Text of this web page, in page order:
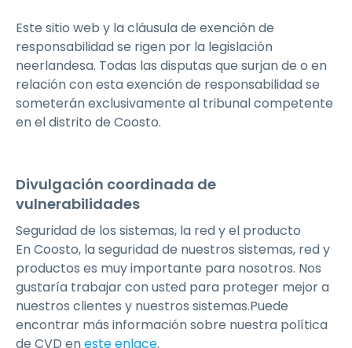
Este sitio web y la cláusula de exención de
responsabilidad se rigen por la legislación
neerlandesa. Todas las disputas que surjan de o en
relación con esta exención de responsabilidad se
someterán exclusivamente al tribunal competente
en el distrito de Coosto.
Divulgación coordinada de
vulnerabilidades
Seguridad de los sistemas, la red y el producto
‍En Coosto, la seguridad de nuestros sistemas, red y
productos es muy importante para nosotros. Nos
gustaría trabajar con usted para proteger mejor a
nuestros clientes y nuestros sistemas.Puede
encontrar más información sobre nuestra política
de CVD eneste enlace.